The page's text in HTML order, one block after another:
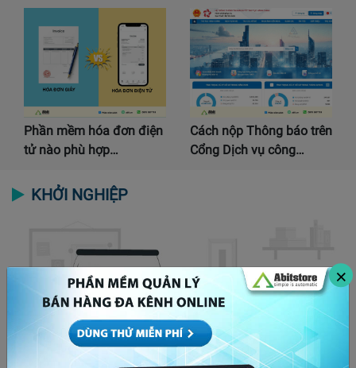
×
Phần mềm hóa đơn điện
tử nào phù hợp…
Cách nộp Thông báo trên
Cổng Dịch vụ công…
KHỞI NGHIỆP